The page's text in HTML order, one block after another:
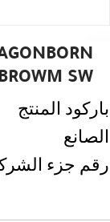
SW
باركود المنتج
الصانع
رقم جزء